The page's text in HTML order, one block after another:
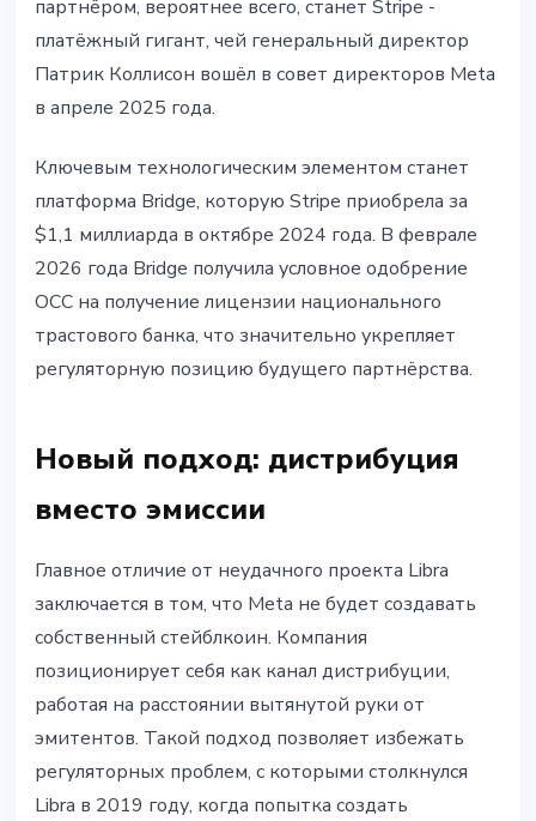
партнёром, вероятнее всего, станет Stripe -
платёжный гигант, чей генеральный директор
Патрик Коллисон вошёл в совет директоров Meta
в апреле 2025 года.
Ключевым технологическим элементом станет
платформа Bridge, которую Stripe приобрела за
$1,1 миллиарда в октябре 2024 года. В феврале
2026 года Bridge получила условное одобрение
OCC на получение лицензии национального
трастового банка, что значительно укрепляет
регуляторную позицию будущего партнёрства.
Новый подход: дистрибуция
вместо эмиссии
Главное отличие от неудачного проекта Libra
заключается в том, что Meta не будет создавать
собственный стейблкоин. Компания
позиционирует себя как канал дистрибуции,
работая на расстоянии вытянутой руки от
эмитентов. Такой подход позволяет избежать
регуляторных проблем, с которыми столкнулся
Libra в 2019 году, когда попытка создать